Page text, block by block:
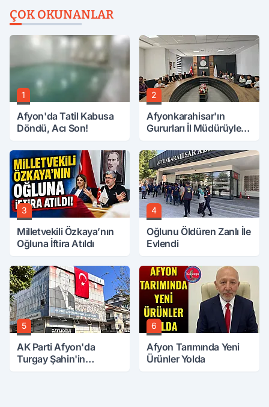
ÇOK OKUNANLAR
1
Afyon'da Tatil Kabusa
Döndü, Acı Son!
2
Afyonkarahisar'ın
Gururları İl Müdürüyle
3
Milletvekili Özkaya’nın
Oğluna İftira Atıldı
4
Oğlunu Öldüren Zanlı İle
Evlendi
5
AK Parti Afyon'da
Turgay Şahin'in
6
Afyon Tarımında Yeni
Ürünler Yolda